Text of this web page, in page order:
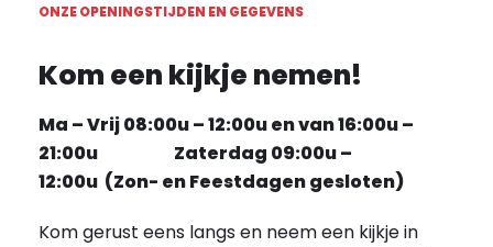
ONZE OPENINGSTIJDEN EN GEGEVENS
Kom een kijkje nemen!
Ma – Vrij 08:00u – 12:00u en van 16:00u –
21:00u Zaterdag 09:00u –
12:00u (Zon- en Feestdagen gesloten)
Kom gerust eens langs en neem een kijkje in